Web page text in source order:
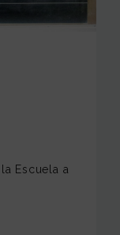
Escuela a